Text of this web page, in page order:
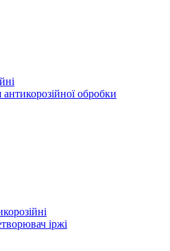
антикорозійної обробки
іржі